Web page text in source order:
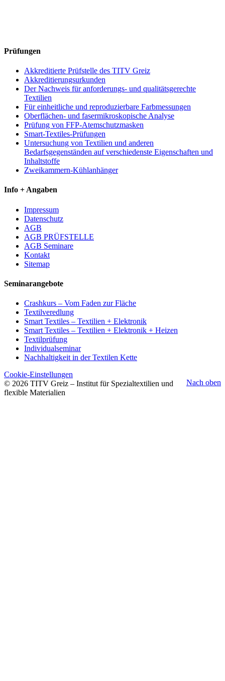
Prüfungen
Akkreditierte Prüfstelle des TITV Greiz
Akkreditierungsurkunden
Der Nachweis für anforderungs- und qualitätsgerechte
Textilien
Für einheitliche und reproduzierbare Farbmessungen
Oberflächen- und fasermikroskopische Analyse
Prüfung von FFP-Atemschutzmasken
Smart-Textiles-Prüfungen
Untersuchung von Textilien und anderen
Bedarfsgegenständen auf verschiedenste Eigenschaften und
Inhaltstoffe
Zweikammern-Kühlanhänger
Info + Angaben
Impressum
Datenschutz
AGB
AGB PRÜFSTELLE
AGB Seminare
Kontakt
Sitemap
Seminarangebote
Crashkurs – Vom Faden zur Fläche
Textilveredlung
Smart Textiles – Textilien + Elektronik
Smart Textiles – Textilien + Elektronik + Heizen
Textilprüfung
Individualseminar
Nachhaltigkeit in der Textilen Kette
Nach oben
Cookie-Einstellungen
© 2026 TITV Greiz – Institut für Spezialtextilien und
flexible Materialien